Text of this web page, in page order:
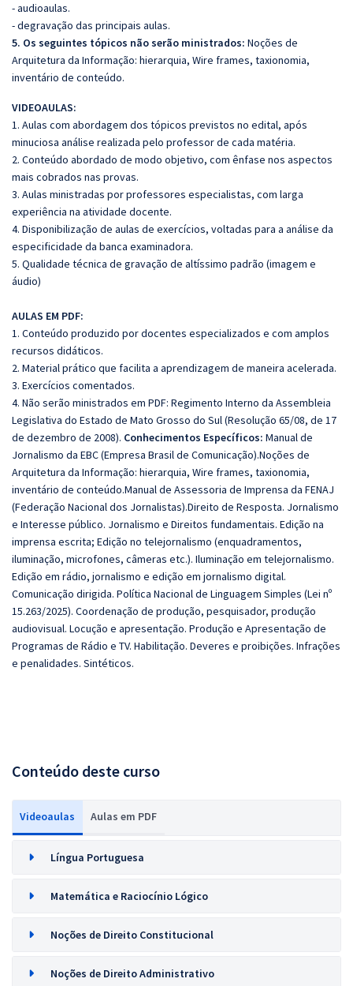
- audioaulas.
- degravação das principais aulas.
5. Os seguintes tópicos não serão ministrados: Noções de
Arquitetura da Informação: hierarquia, Wire frames, taxionomia,
inventário de conteúdo.
VIDEOAULAS:
1. Aulas com abordagem dos tópicos previstos no edital, após
minuciosa análise realizada pelo professor de cada matéria.
2. Conteúdo abordado de modo objetivo, com ênfase nos aspectos
mais cobrados nas provas.
3. Aulas ministradas por professores especialistas, com larga
experiência na atividade docente.
4. Disponibilização de aulas de exercícios, voltadas para a análise da
especificidade da banca examinadora.
5. Qualidade técnica de gravação de altíssimo padrão (imagem e
áudio)
AULAS EM PDF:
1. Conteúdo produzido por docentes especializados e com amplos
recursos didáticos.
2. Material prático que facilita a aprendizagem de maneira acelerada.
3. Exercícios comentados.
4. Não serão ministrados em PDF: Regimento Interno da Assembleia
Legislativa do Estado de Mato Grosso do Sul (Resolução 65/08, de 17
de dezembro de 2008). Conhecimentos Específicos: Manual de
Jornalismo da EBC (Empresa Brasil de Comunicação).Noções de
Arquitetura da Informação: hierarquia, Wire frames, taxionomia,
inventário de conteúdo.Manual de Assessoria de Imprensa da FENAJ
(Federação Nacional dos Jornalistas).Direito de Resposta. Jornalismo
e Interesse público. Jornalismo e Direitos fundamentais. Edição na
imprensa escrita; Edição no telejornalismo (enquadramentos,
iluminação, microfones, câmeras etc.). Iluminação em telejornalismo.
Edição em rádio, jornalismo e edição em jornalismo digital.
Comunicação dirigida. Política Nacional de Linguagem Simples (Lei nº
15.263/2025). Coordenação de produção, pesquisador, produção
audiovisual. Locução e apresentação. Produção e Apresentação de
Programas de Rádio e TV. Habilitação. Deveres e proibições. Infrações
e penalidades. Sintéticos.
Conteúdo deste curso
Videoaulas Aulas em PDF
Língua Portuguesa
Matemática e Raciocínio Lógico
Noções de Direito Constitucional
Noções de Direito Administrativo